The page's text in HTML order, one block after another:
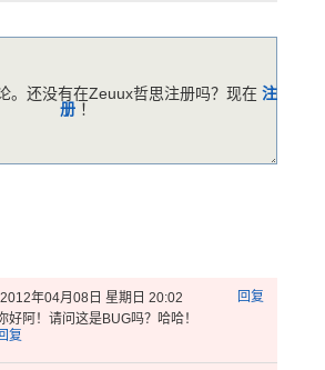
。还没有在Zeuux哲思注册吗？现在 注
册 ！
回复
2012年04月08日 星期日 20:02
好阿！请问这是BUG吗？哈哈！
复